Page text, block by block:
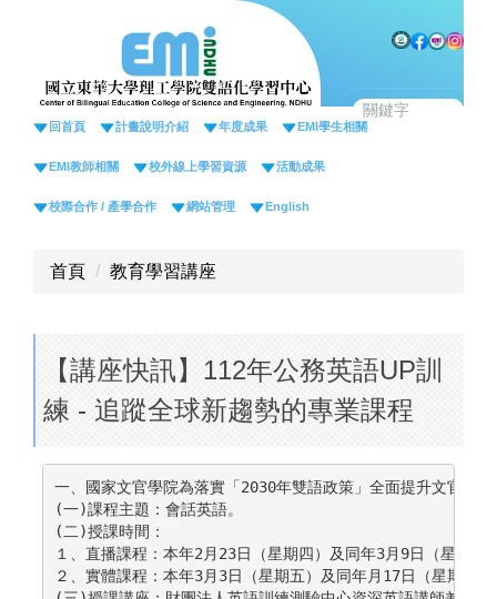
回首頁 計畫說明介紹 年度成果 EMI學生相關
EMI教師相關 校外線上學習資源 活動成果
校際合作 / 產學合作 網站管理 English
首頁 教育學習講座
【講座快訊】112年公務英語UP訓
練 - 追蹤全球新趨勢的專業課程
一、國家文官學院為落實「2030年雙語政策」全面提升文官國
(一)課程主題：會話英語。
(二)授課時間：
１、直播課程：本年2月23日（星期四）及同年3月9日（星期四
２、實體課程：本年3月3日（星期五）及同年月17日（星期五